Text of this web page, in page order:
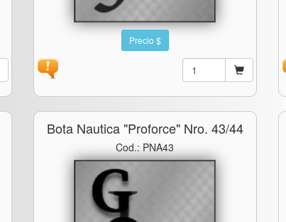
Precio $
Bota Nautica "proforce" Nro. 43/44
Cod.: PNA43